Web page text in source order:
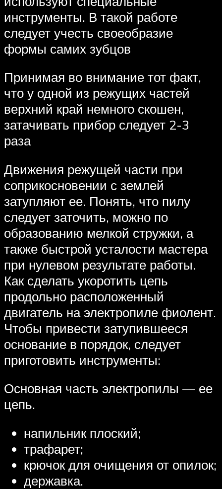
инструменты. В такой работе
следует учесть своеобразие
формы самих зубцов
Принимая во внимание тот факт,
что у одной из режущих частей
верхний край немного скошен,
затачивать прибор следует 2-3
раза
Движения режущей части при
соприкосновении с землей
затупляют ее. Понять, что пилу
следует заточить, можно по
образованию мелкой стружки, а
также быстрой усталости мастера
при нулевом результате работы.
Как сделать укоротить цепь
продольно расположенный
двигатель на электропиле фиолент.
Чтобы привести затупившееся
основание в порядок, следует
приготовить инструменты:
Основная часть электропилы — ее
цепь.
напильник плоский;
трафарет;
крючок для очищения от опилок;
державка.